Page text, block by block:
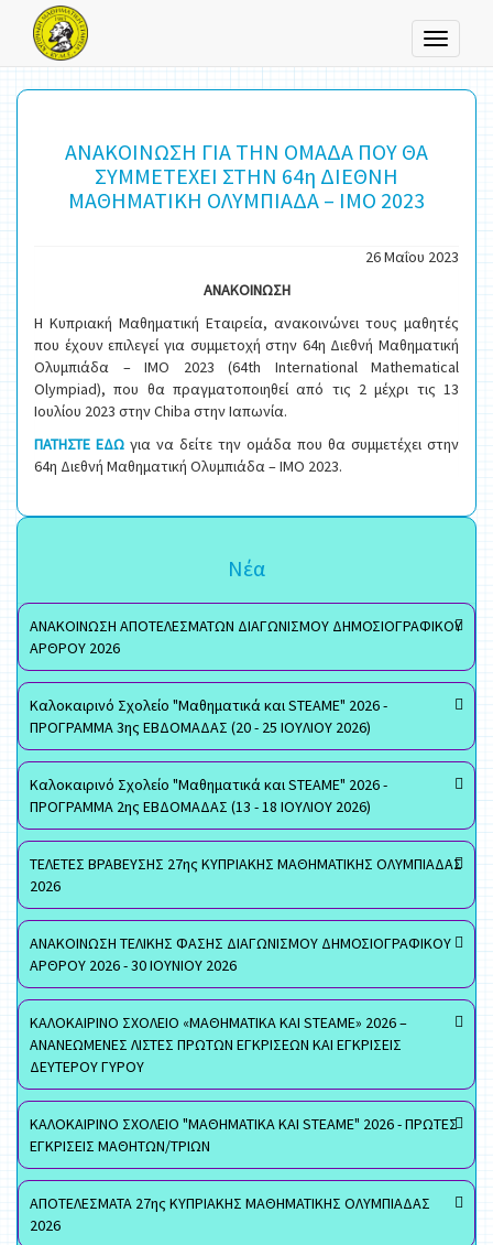
Toggle
ΑΝΑΚΟΙΝΩΣΗ ΓΙΑ ΤΗΝ ΟΜΑΔΑ ΠΟΥ ΘΑ
ΣΥΜΜΕΤΕΧΕΙ ΣΤΗΝ 64η ΔΙΕΘΝΗ
ΜΑΘΗΜΑΤΙΚΗ ΟΛΥΜΠΙΑΔΑ – IMO 2023
26 Μαΐου 2023
ΑΝΑΚΟΙΝΩΣΗ
Η Κυπριακή Μαθηματική Εταιρεία, ανακοινώνει τους μαθητές
που έχουν επιλεγεί για συμμετοχή στην 64η Διεθνή Μαθηματική
Ολυμπιάδα – ΙΜΟ 2023 (64th International Mathematical
Olympiad), που θα πραγματοποιηθεί από τις 2 μέχρι τις 13
Ιουλίου 2023 στην Chiba στην Ιαπωνία.
ΠΑΤΗΣΤΕ ΕΔΩ για να δείτε την ομάδα που θα συμμετέχει στην
64η Διεθνή Μαθηματική Ολυμπιάδα – IMO 2023.
Νέα
ΑΝΑΚΟΙΝΩΣΗ ΑΠΟΤΕΛΕΣΜΑΤΩΝ ΔΙΑΓΩΝΙΣΜΟΥ ΔΗΜΟΣΙΟΓΡΑΦΙΚΟΥ
ΑΡΘΡΟΥ 2026
Καλοκαιρινό Σχολείο "Μαθηματικά και STEAME" 2026 -
ΠΡΟΓΡΑΜΜΑ 3ης ΕΒΔΟΜΑΔΑΣ (20 - 25 ΙΟΥΛΙΟΥ 2026)
Καλοκαιρινό Σχολείο "Μαθηματικά και STEAME" 2026 -
ΠΡΟΓΡΑΜΜΑ 2ης ΕΒΔΟΜΑΔΑΣ (13 - 18 ΙΟΥΛΙΟΥ 2026)
ΤΕΛΕΤΕΣ ΒΡΑΒΕΥΣΗΣ 27ης ΚΥΠΡΙΑΚΗΣ ΜΑΘΗΜΑΤΙΚΗΣ ΟΛΥΜΠΙΑΔΑΣ
2026
ΑΝΑΚΟΙΝΩΣΗ ΤΕΛΙΚΗΣ ΦΑΣΗΣ ΔΙΑΓΩΝΙΣΜΟΥ ΔΗΜΟΣΙΟΓΡΑΦΙΚΟΥ
ΑΡΘΡΟΥ 2026 - 30 ΙΟΥΝΙΟΥ 2026
ΚΑΛΟΚΑΙΡΙΝΟ ΣΧΟΛΕΙΟ «ΜΑΘΗΜΑΤΙΚΑ ΚΑΙ STEAME» 2026 –
ΑΝΑΝΕΩΜΕΝΕΣ ΛΙΣΤΕΣ ΠΡΩΤΩΝ ΕΓΚΡΙΣΕΩΝ ΚΑΙ ΕΓΚΡΙΣΕΙΣ
ΔΕΥΤΕΡΟΥ ΓΥΡΟΥ
ΚΑΛΟΚΑΙΡΙΝΟ ΣΧΟΛΕΙΟ "ΜΑΘΗΜΑΤΙΚΑ ΚΑΙ STEAME" 2026 - ΠΡΩΤΕΣ
ΕΓΚΡΙΣΕΙΣ ΜΑΘΗΤΩΝ/ΤΡΙΩΝ
ΑΠΟΤΕΛΕΣΜΑΤΑ 27ης ΚΥΠΡΙΑΚΗΣ ΜΑΘΗΜΑΤΙΚΗΣ ΟΛΥΜΠΙΑΔΑΣ
2026